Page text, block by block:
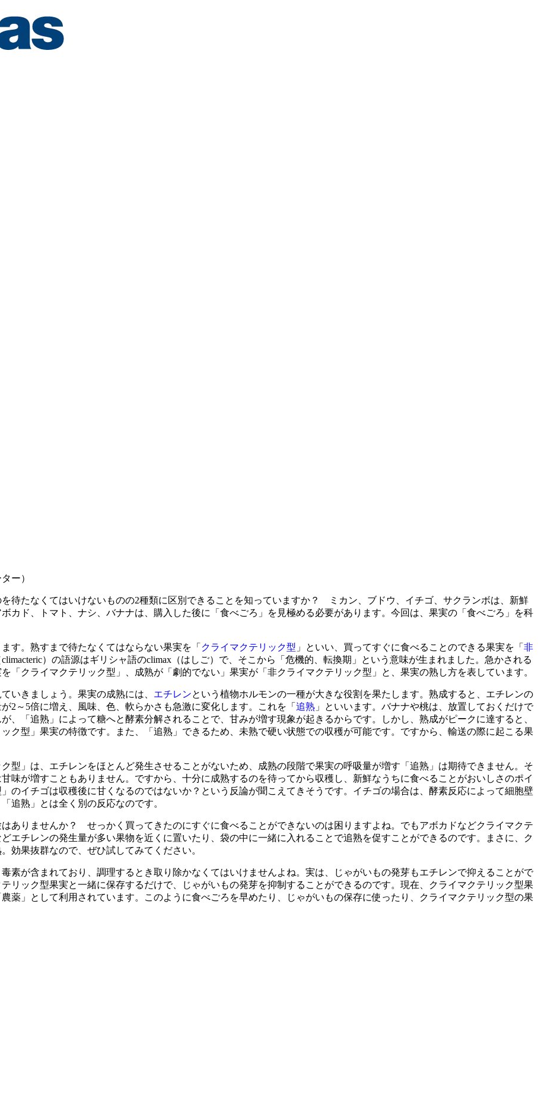
ー）
待たなくてはいけないものの2種類に区別できることを知っていますか？ ミカン、ブドウ、イチゴ、サクランボは、新鮮
カド、トマト、ナシ、バナナは、購入した後に「食べごろ」を見極める必要があります。今回は、果実の「食べごろ」を科
す。熟すまで待たなくてはならない果実を「 クライマクテリック型 」といい、買ってすぐに食べることのできる果実を「 非
）の語源はギリシャ語のclimax（はしご）で、そこから「危機的、転換期」という意味が生まれました。急かされる
「クライマクテリック型」、成熟が「劇的でない」果実が「非クライマクテリック型」と、果実の熟し方を表しています。
いきましょう。果実の成熟には、 エチレンという植物ホルモンの一種が大きな役割を果たします。熟成すると、エチレンの
2～5倍に増え、風味、色、軟らかさも急激に変化します。これを「 追熟 」といいます。バナナや桃は、放置しておくだけで
、「追熟」によって糖へと酵素分解されることで、甘みが増す現象が起きるからです。しかし、熟成がピークに達すると、
ク型」果実の特徴です。また、「追熟」できるため、未熟で硬い状態での収穫が可能です。ですから、輸送の際に起こる果
型」は、エチレンをほとんど発生させることがないため、成熟の段階で果実の呼吸量が増す「追熟」は期待できません。そ
味が増すこともありません。ですから、十分に成熟するのを待ってから収穫し、新鮮なうちに食べることがおいしさのポイ
のイチゴは収穫後に甘くなるのではないか？という反論が聞こえてきそうです。イチゴの場合は、酵素反応によって細胞壁
追熟」とは全く別の反応なのです。
ありませんか？ せっかく買ってきたのにすぐに食べることができないのは困りますよね。でもアボカドなどクライマクテ
エチレンの発生量が多い果物を近くに置いたり、袋の中に一緒に入れることで追熟を促すことができるのです。まさに、ク
効果抜群なので、ぜひ試してみてください。
素が含まれており、調理するとき取り除かなくてはいけませんよね。実は、じゃがいもの発芽もエチレンで抑えることがで
リック型果実と一緒に保存するだけで、じゃがいもの発芽を抑制することができるのです。現在、クライマクテリック型果
薬」として利用されています。このように食べごろを早めたり、じゃがいもの保存に使ったり、クライマクテリック型の果